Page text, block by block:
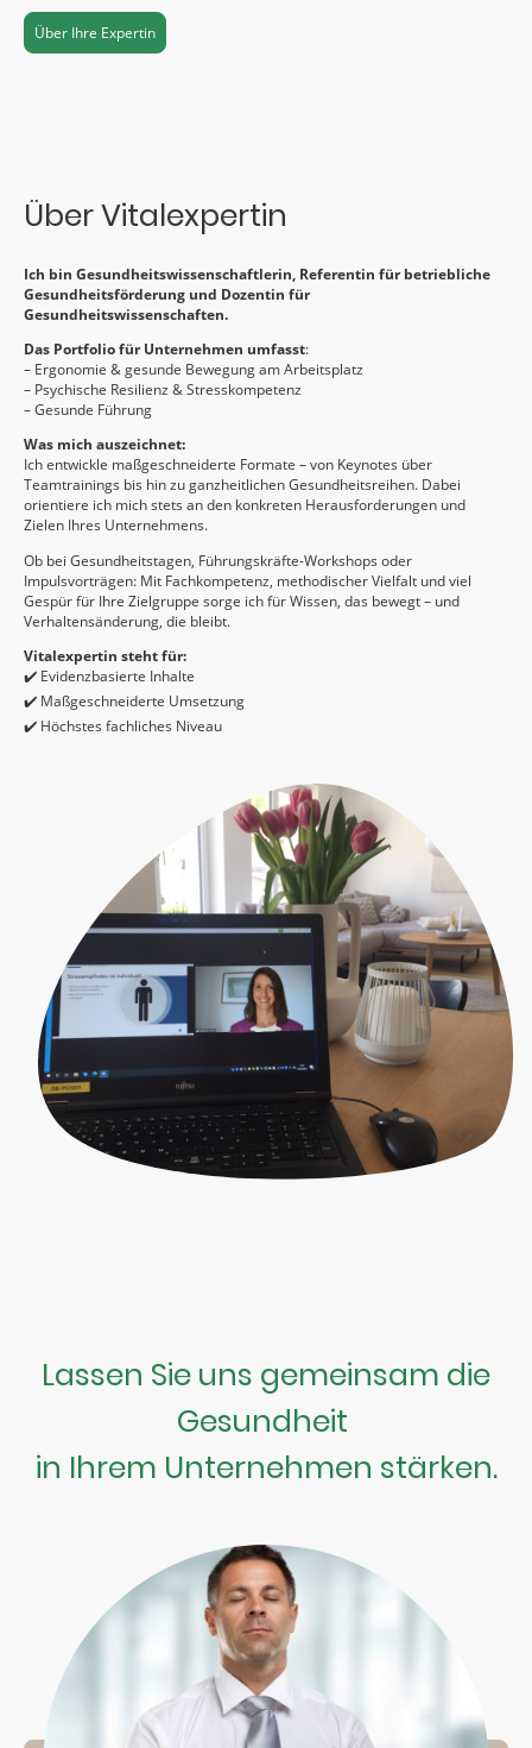
Über Ihre Expertin
Über Vitalexpertin
Ich bin Gesundheitswissenschaftlerin, Referentin für betriebliche
Gesundheitsförderung und Dozentin für
Gesundheitswissenschaften.
Das Portfolio für Unternehmen umfasst:
– Ergonomie & gesunde Bewegung am Arbeitsplatz
– Psychische Resilienz & Stresskompetenz
– Gesunde Führung
Was mich auszeichnet:
Ich entwickle maßgeschneiderte Formate – von Keynotes über
Teamtrainings bis hin zu ganzheitlichen Gesundheitsreihen. Dabei
orientiere ich mich stets an den konkreten Herausforderungen und
Zielen Ihres Unternehmens.
Ob bei Gesundheits­tagen, Führungskräfte-Workshops oder
Impulsvorträgen: Mit Fachkompetenz, methodischer Vielfalt und viel
Gespür für Ihre Zielgruppe sorge ich für Wissen, das bewegt – und
Verhaltensänderung, die bleibt.
Vitalexpertin steht für:
✔️ Evidenzbasierte Inhalte
✔️ Maßgeschneiderte Umsetzung
✔️ Höchstes fachliches Niveau
Lassen Sie uns gemeinsam die
Gesundheit
in Ihrem Unternehmen stärken.